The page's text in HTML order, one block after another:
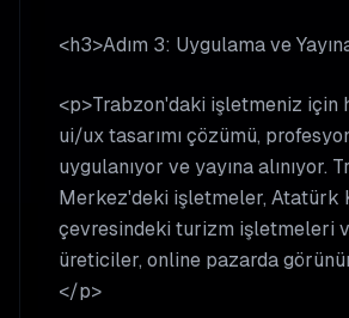
<h3>Adım 3: Uygulama ve
<p>Trabzon'daki işletmeniz için
ui/ux tasarımı çözümü,
uygulanıyor ve yayına alınıyor.
Merkez'deki işletmeler, Atatürk
çevresindeki turizm işletmeleri
üreticiler, online pazarda
</p>